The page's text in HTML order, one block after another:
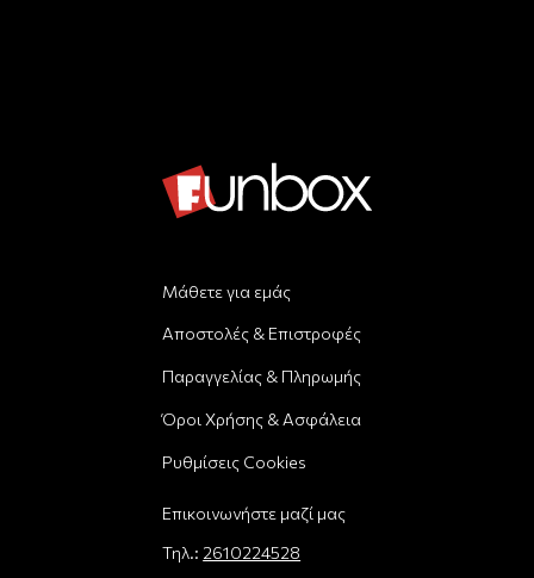
Μάθετε για εμάς
Αποστολές & Επιστροφές
Παραγγελίας & Πληρωμής
Όροι Χρήσης & Ασφάλεια
Ρυθμίσεις Cookies
Επικοινωνήστε μαζί μας
Τηλ.: 2610224528